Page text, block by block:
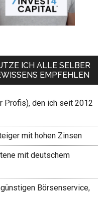
ICH ALLE SELBER
EMPFEHLEN
Profis), den ich seit 2012
mit hohen Zinsen
mit deutschem
Börsenservice,